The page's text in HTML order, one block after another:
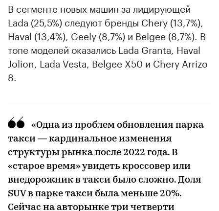
В сегменте новых машин за лидирующей
Lada (25,5%) следуют бренды Chery (13,7%),
Haval (13,4%), Geely (8,7%) и Belgee (8,7%). В
топе моделей оказались Lada Granta, Haval
Jolion, Lada Vesta, Belgee X50 и Chery Arrizo
8.
«Одна из проблем обновления парка
такси — кардинальное изменения
структуры рынка после 2022 года. В
«старое время» увидеть кроссовер или
внедорожник в такси было сложно. Доля
SUV в парке такси была меньше 20%.
Сейчас на авторынке три четверти